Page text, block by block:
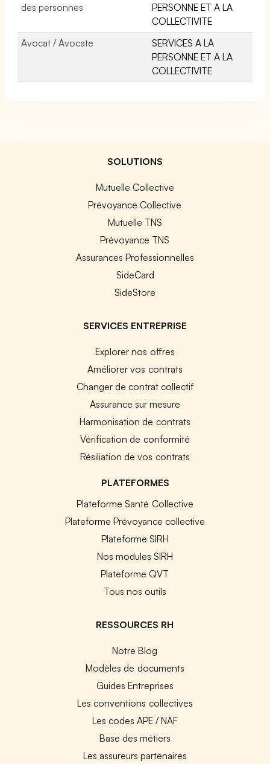
des personnes
PERSONNE ET A LA
COLLECTIVITE
Avocat / Avocate
SERVICES A LA
PERSONNE ET A LA
COLLECTIVITE
SOLUTIONS
Mutuelle Collective
Prévoyance Collective
Mutuelle TNS
Prévoyance TNS
Assurances Professionnelles
SideCard
SideStore
SERVICES ENTREPRISE
Explorer nos offres
Améliorer vos contrats
Changer de contrat collectif
Assurance sur mesure
Harmonisation de contrats
Vérification de conformité
Résiliation de vos contrats
PLATEFORMES
Plateforme Santé Collective
Plateforme Prévoyance collective
Plateforme SIRH
Nos modules SIRH
Plateforme QVT
Tous nos outils
RESSOURCES RH
Notre Blog
Modèles de documents
Guides Entreprises
Les conventions collectives
Les codes APE / NAF
Base des métiers
Les assureurs partenaires